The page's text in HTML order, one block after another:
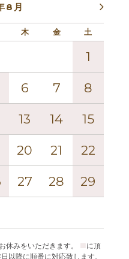
8月
木 金 土
1
6 7 8
13 14 15
20 21 22
27 28 29
休みをいただきます。
に頂
以降に順番に対応致します。